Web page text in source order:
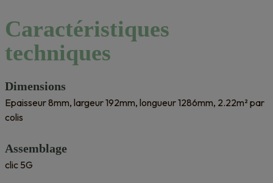
Caractéristiques
techniques
Dimensions
Epaisseur 8mm, largeur 192mm, longueur 1286mm, 2.22m² par
colis
Assemblage
clic 5G